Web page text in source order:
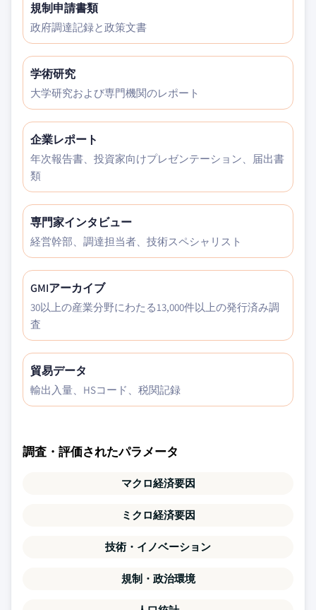
規制申請書類
政府調達記録と政策文書
学術研究
大学研究および専門機関のレポート
企業レポート
年次報告書、投資家向けプレゼンテーション、届出書
類
専門家インタビュー
経営幹部、調達担当者、技術スペシャリスト
GMIアーカイブ
30以上の産業分野にわたる13,000件以上の発行済み調
査
貿易データ
輸出入量、HSコード、税関記録
調査・評価されたパラメータ
マクロ経済要因
ミクロ経済要因
技術・イノベーション
規制・政治環境